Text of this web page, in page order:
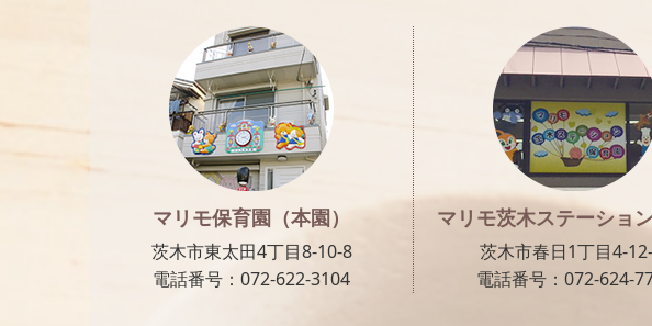
マリモ保育園（本園）
茨木市東太田4丁目8-10-8
電話番号：072-622-3104
マリモ茨木ステーショ
茨木市春日1丁目4-
電話番号：072-624-